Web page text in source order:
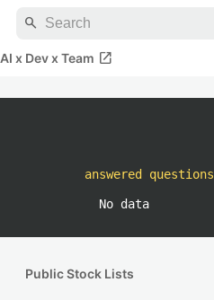
search
AI x Dev x Team open_in_new
answered questions
No data
Public Stock Lists